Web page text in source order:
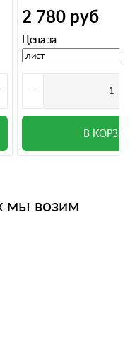
2 780 руб
Цена за
-
В
мы возим